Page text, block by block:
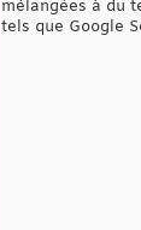
mélangées à du
tels que Google